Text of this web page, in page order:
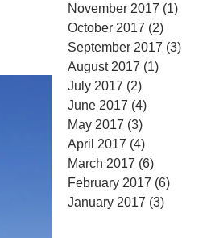
November 2017 (1)
October 2017 (2)
September 2017 (3)
August 2017 (1)
July 2017 (2)
June 2017 (4)
May 2017 (3)
April 2017 (4)
March 2017 (6)
February 2017 (6)
January 2017 (3)